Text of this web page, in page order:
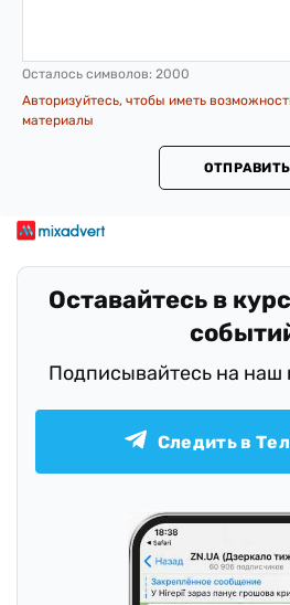
Осталось символов: 2000
Авторизуйтесь, чтобы иметь
материалы
ОТПРАВИТЬ
Оставайтесь в
Подписывайтесь на наш
Следить в